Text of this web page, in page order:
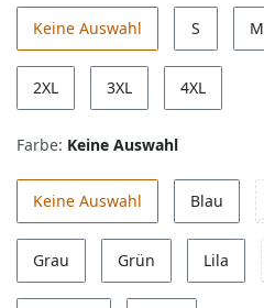
Keine Auswahl S M
2XL 3XL 4XL
Farbe: Keine Auswahl
Keine Auswahl Blau
Grau Grün Lila